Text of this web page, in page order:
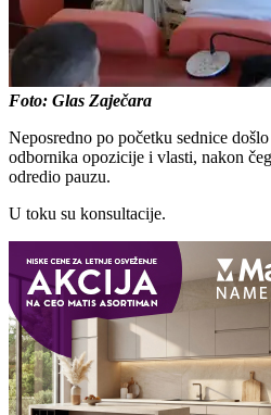
Foto: Glas Zaječara
Neposredno po početku sednice
odbornika opozicije i vlasti, nakon
odredio pauzu.
U toku su konsultacije.